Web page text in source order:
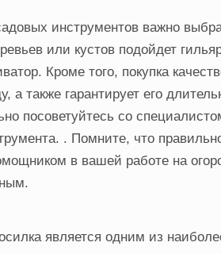
инструментов важно
или кустов подойдет
Кроме того, покупка
а также гарантирует его
посоветуйтесь со
. Помните, что
в вашей работе на
является одним из